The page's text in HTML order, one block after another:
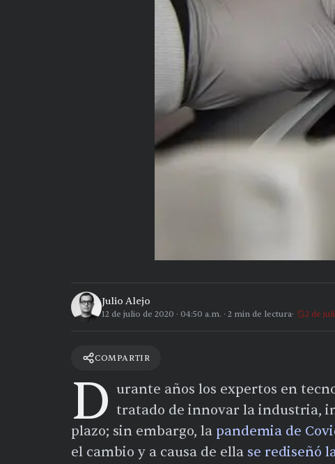
Julio Alejo
12 de julio de 2020 · 04:50 a.m. · 2 min de lectura 2 de
COMPARTIR
D urante años los expertos en
tratado de innovar la industria,
plazo; sin embargo, la pandemia de
el cambio y a causa de ella se rediseñó